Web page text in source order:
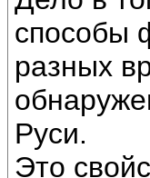
способы
разных
Руси.
Это